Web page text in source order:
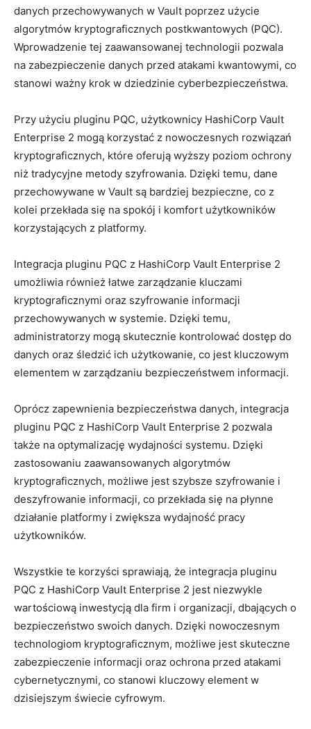
danych przechowywanych w Vault poprzez użycie
algorytmów kryptograficznych postkwantowych (PQC).
Wprowadzenie tej zaawansowanej technologii pozwala
na zabezpieczenie‍ danych ‍przed atakami kwantowymi, co
stanowi ważny krok w dziedzinie ⁤cyberbezpieczeństwa.
Przy użyciu pluginu PQC, ‍użytkownicy HashiCorp Vault
Enterprise 2 mogą korzystać z nowoczesnych rozwiązań
kryptograficznych, które oferują​ wyższy ⁢poziom ​ochrony
niż tradycyjne metody⁢ szyfrowania. Dzięki temu, dane
przechowywane w Vault są bardziej bezpieczne, co z
kolei przekłada się na⁤ spokój i komfort użytkowników‌
korzystających z platformy.
Integracja pluginu PQC ‍z‍ HashiCorp​ Vault Enterprise 2
umożliwia również łatwe zarządzanie kluczami
kryptograficznymi oraz ​szyfrowanie‍ informacji
przechowywanych w systemie. Dzięki temu,
‍administratorzy mogą skutecznie⁢ kontrolować dostęp⁢ do⁤
danych oraz‌ śledzić ich ⁤użytkowanie, co jest kluczowym
elementem w ‍zarządzaniu bezpieczeństwem informacji.
Oprócz zapewnienia⁢ bezpieczeństwa ⁢danych, integracja
pluginu ‌PQC z HashiCorp Vault Enterprise⁣ 2 pozwala
także na optymalizację wydajności systemu. Dzięki
zastosowaniu zaawansowanych⁤ algorytmów⁤
kryptograficznych, możliwe‍ jest szybsze szyfrowanie i
deszyfrowanie​ informacji, ⁣co przekłada się na płynne
działanie platformy​ i zwiększa wydajność ​pracy
użytkowników.
Wszystkie te ‌korzyści sprawiają, że‌ integracja pluginu
PQC⁣ z HashiCorp Vault Enterprise⁤ 2 jest niezwykle
wartościową​ inwestycją⁢ dla firm i organizacji, dbających ⁤o
bezpieczeństwo swoich danych.⁣ Dzięki nowoczesnym
technologiom kryptograficznym, możliwe jest skuteczne
zabezpieczenie informacji oraz ochrona przed atakami
cybernetycznymi, co stanowi ‍kluczowy element w
dzisiejszym świecie cyfrowym.